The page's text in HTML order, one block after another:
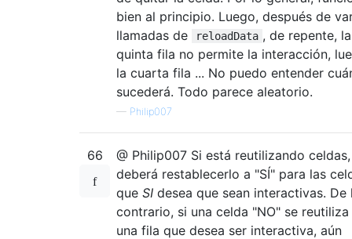
bien al principio. Luego, después de
llamadas de
reloadData , de repente, la
quinta fila no permite la interacción,
la cuarta fila ... No puedo entender
sucederá. Todo parece aleatorio.
— Philip007
66
@ Philip007 Si está reutilizando celdas,
deberá restablecerlo a "SÍ" para las
que SI desea que sean interactivas. De
contrario, si una celda "NO" se reutiliza
una fila que desea ser interactiva, aún